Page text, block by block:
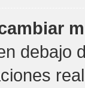
debajo